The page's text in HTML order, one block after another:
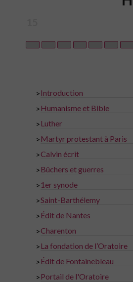
>Introduction
>Humanisme et Bible
>Luther
>Martyr protestant à Paris
>Calvin écrit
>Bûchers et guerres
> 1er synode
>Saint-Barthélemy
>Édit de Nantes
>Charenton
>La fondation de l’Oratoire
>Édit de Fontainebleau
>Portail de l'Oratoire